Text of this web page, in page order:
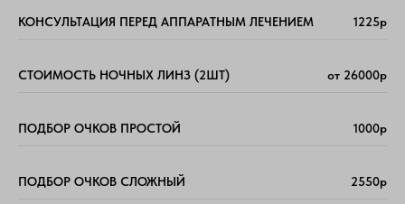
КОНСУЛЬТАЦИЯ ПЕРЕД АППАРАТНЫМ ЛЕЧЕНИЕМ 1225р
СТОИМОСТЬ НОЧНЫХ ЛИНЗ (2ШТ) от 26000р
ПОДБОР ОЧКОВ ПРОСТОЙ 1000р
ПОДБОР ОЧКОВ СЛОЖНЫЙ 2550р